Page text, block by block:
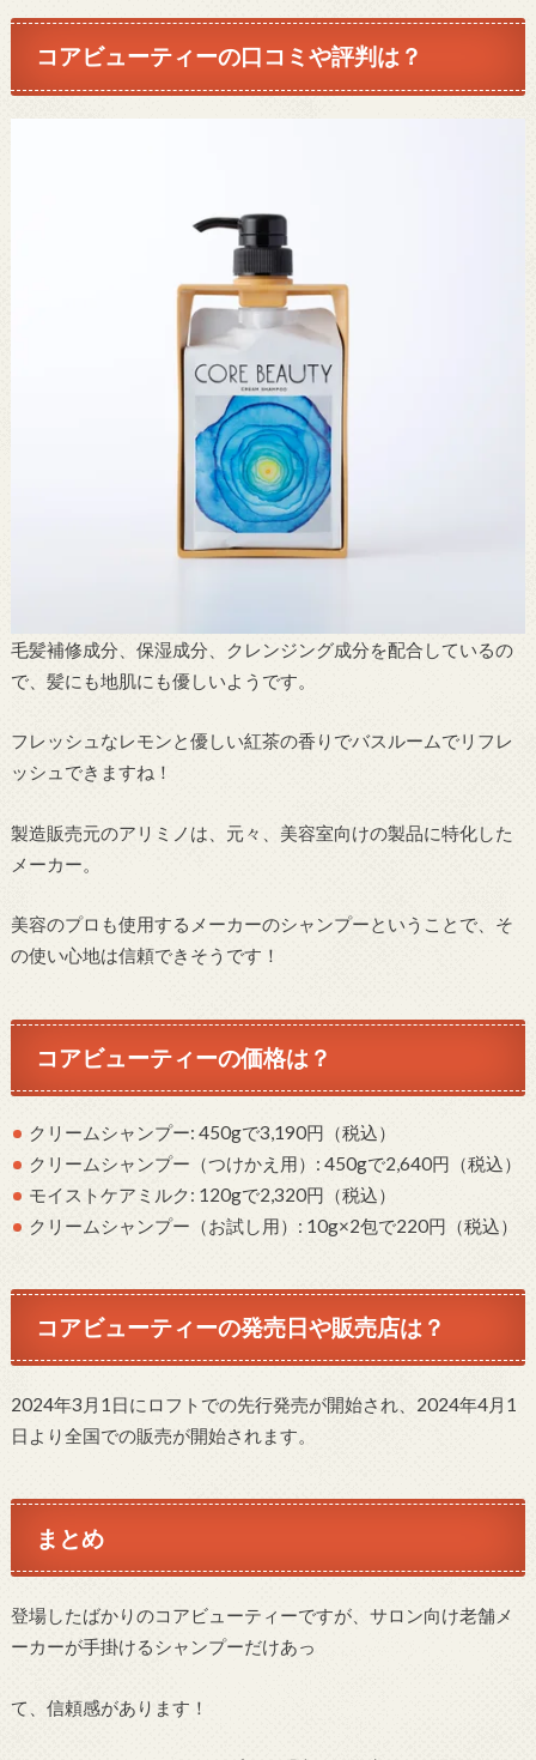
コアビューティーの口コミや評判は？
毛髪補修成分、保湿成分、クレンジング成分を配合しているの
で、髪にも地肌にも優しいようです。
フレッシュなレモンと優しい紅茶の香りでバスルームでリフレ
ッシュできますね！
製造販売元のアリミノは、元々、美容室向けの製品に特化した
メーカー。
美容のプロも使用するメーカーのシャンプーということで、そ
の使い心地は信頼できそうです！
コアビューティーの価格は？
クリームシャンプー: 450gで3,190円（税込）
クリームシャンプー（つけかえ用）: 450gで2,640円（税込）
モイストケアミルク: 120gで2,320円（税込）
クリームシャンプー（お試し用）: 10g×2包で220円（税込）
コアビューティーの発売日や販売店は？
2024年3月1日にロフトでの先行発売が開始され、2024年4月1
日より全国での販売が開始されます。
まとめ
登場したばかりのコアビューティーですが、サロン向け老舗メ
ーカーが手掛けるシャンプーだけあっ
て、信頼感があります！